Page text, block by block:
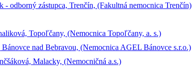
odborný zástupca, Trenčín, (Fakultná nemocnica Trenčín)
Topoľčany, (Nemocnica Topoľčany, a. s.)
nad Bebravou, (Nemocnica AGEL Bánovce s.r.o.)
Malacky, (Nemocničná a.s.)